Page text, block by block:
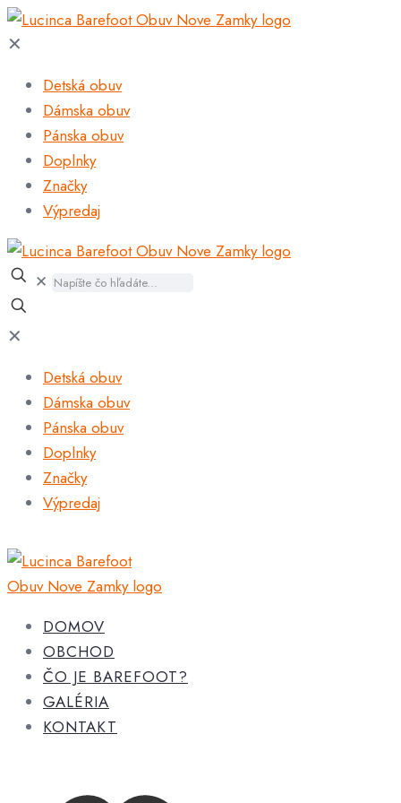
✕
Detská obuv
Dámska obuv
Pánska obuv
Doplnky
Značky
Výpredaj
✕
✕
Detská obuv
Dámska obuv
Pánska obuv
Doplnky
Značky
Výpredaj
DOMOV
OBCHOD
ČO JE BAREFOOT?
GALÉRIA
KONTAKT